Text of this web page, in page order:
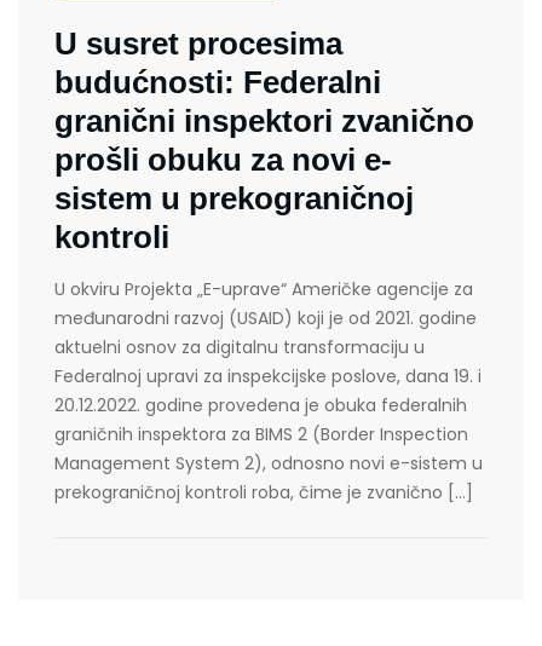
U susret procesima
budućnosti: Federalni
granični inspektori zvanično
prošli obuku za novi e-
sistem u prekograničnoj
kontroli
U okviru Projekta „E-uprave“ Američke agencije za
međunarodni razvoj (USAID) koji je od 2021. godine
aktuelni osnov za digitalnu transformaciju u
Federalnoj upravi za inspekcijske poslove, dana 19. i
20.12.2022. godine provedena je obuka federalnih
graničnih inspektora za BIMS 2 (Border Inspection
Management System 2), odnosno novi e-sistem u
prekograničnoj kontroli roba, čime je zvanično […]